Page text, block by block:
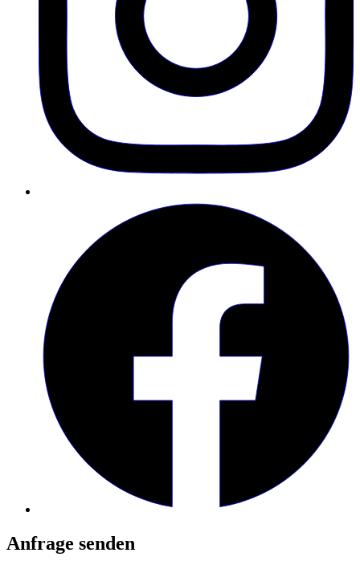
Anfrage senden